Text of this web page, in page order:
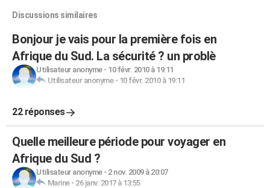
Discussions similaires
Bonjour je vais pour la première fois en
Afrique du Sud. La sécurité ? un problè
Utilisateur anonyme- 10 févr. 2010 à 19:11
Utilisateur anonyme- 10 févr. 2010 à 19:11
22 réponses
Quelle meilleure période pour voyager en
Afrique du Sud ?
Utilisateur anonyme- 2 nov. 2009 à 20:07
Marine- 26 janv. 2017 à 13:55